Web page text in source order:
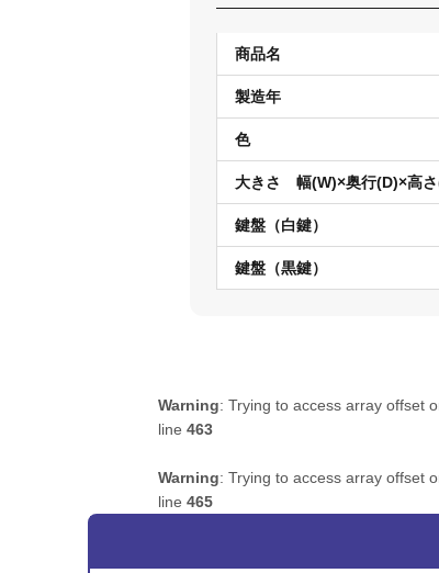
商品名
製造年
色
大きさ 幅(W)×奥行(D)×高
鍵盤（白鍵）
鍵盤（黒鍵）
Warning: Trying to access array offset
line 463
Warning: Trying to access array offset
line 465